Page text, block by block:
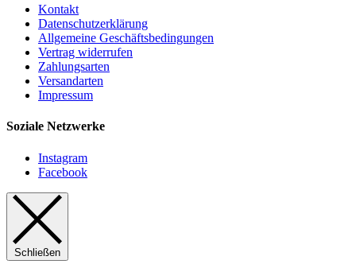
Kontakt
Datenschutzerklärung
Allgemeine Geschäftsbedingungen
Vertrag widerrufen
Zahlungsarten
Versandarten
Impressum
Soziale Netzwerke
Instagram
Facebook
Schließen